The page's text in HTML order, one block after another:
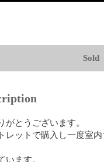
Sold
がとうございます。
レットで購入し一度室
ます。